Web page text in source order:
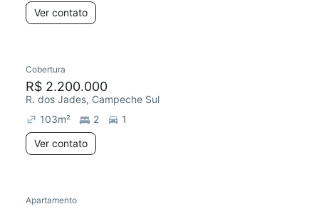
Ver contato
Cobertura
R$ 2.200.000
R. dos Jades, Campeche Sul
103m² 2
1
Ver contato
Apartamento